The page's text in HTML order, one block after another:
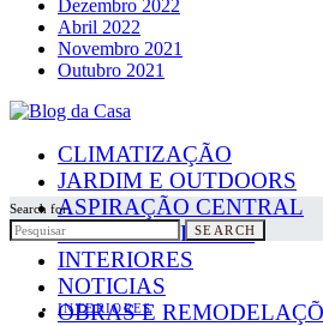
Dezembro 2022
Abril 2022
Novembro 2021
Outubro 2021
CLIMATIZAÇÃO
JARDIM E OUTDOORS
ASPIRAÇÃO CENTRAL
PAINÉIS SOLARES
INTERIORES
NOTICIAS
OBRAS E
Search for:
SEARCH
INTERIORES